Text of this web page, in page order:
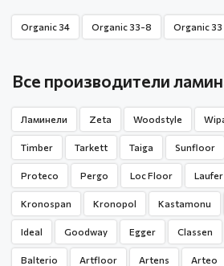
Organic 34 Organic 33-8 Organic 33
Все производители
Ламинели Zeta Woodstyle
Timber Tarkett Taiga Sunfloor
Proteco Pergo Loc Floor Laufer
Kronospan Kronopol Kastamonu
Ideal Goodway Egger Classen
Balterio Artfloor Artens Arteo